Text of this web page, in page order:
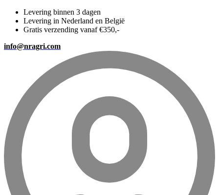
Levering binnen 3 dagen
Levering in Nederland en België
Gratis verzending vanaf €350,-
info@nragri.com